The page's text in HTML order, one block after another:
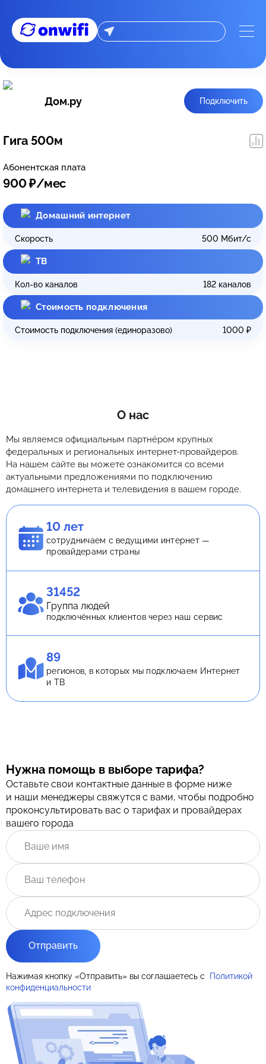
Дом.ру Подключить
Гига 500м
Абонентская плата
900₽/мес
Домашний интернет
Скорость 500 Мбит/с
ТВ
Кол-во каналов 182 каналов
Стоимость подключения
Стоимость подключения (единоразово) 1000 ₽
О нас
Мы являемся официальным партнёром крупных
федеральных и региональных интернет-провайдеров.
На нашем сайте вы можете ознакомится со всеми
актуальными предложениями по подключению
домашнего интернета и телевидения в вашем городе.
10 лет
сотрудничаем с ведущими интернет —
провайдерами страны
31452
Группа людей
подключённых клиентов через наш сервис
89
регионов, в которых мы подключаем Интернет
и ТВ
Нужна помощь в выборе тарифа?
Оставьте свои контактные данные в форме ниже
и наши менеджеры свяжутся с вами, чтобы подробно
проконсультировать вас о тарифах и провайдерах
вашего города
Отправить
Нажимая кнопку «Отправить» вы соглашаетесь с
Политикой
конфиденциальности